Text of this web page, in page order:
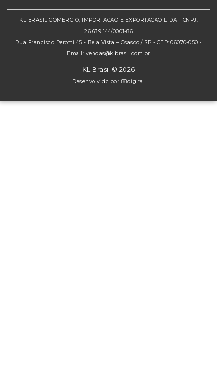
KL BRASIL COMERCIO, IMPORTACAO E EXPORTACAO LTDA - CNPJ:
26.639.144/0001-86
Rua Francisco Perotti 45 - Bela Vista – Osasco / SP - CEP: 06070-050 -
Email: vendas@klbrasil.com.br
KL Brasil © 2026
Desenvolvido por 88digital